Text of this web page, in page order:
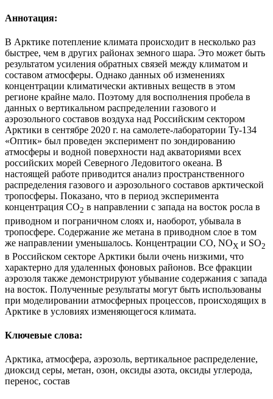
Аннотация:
В Арктике потепление климата происходит в несколько раз
быстрее, чем в других районах земного шара. Это может быть
результатом усиления обратных связей между климатом и
составом атмосферы. Однако данных об изменениях
концентрации климатически активных веществ в этом
регионе крайне мало. Поэтому для восполнения пробела в
данных о вертикальном распределении газового и
аэрозольного составов воздуха над Российским сектором
Арктики в сентябре 2020 г. на самолете-лаборатории Ту-134
«Оптик» был проведен эксперимент по зондированию
атмосферы и водной поверхности над акваториями всех
российских морей Северного Ледовитого океана. В
настоящей работе приводится анализ пространственного
распределения газового и аэрозольного составов арктической
тропосферы. Показано, что в период эксперимента
концентрация СО2 в направлении с запада на восток росла в
приводном и пограничном слоях и, наоборот, убывала в
тропосфере. Содержание же метана в приводном слое в том
же направлении уменьшалось. Концентрации СО, NOX и SO2
в Российском секторе Арктики были очень низкими, что
характерно для удаленных фоновых районов. Все фракции
аэрозоля также демонстрируют убывание содержания с запада
на восток. Полученные результаты могут быть использованы
при моделировании атмосферных процессов, происходящих в
Арктике в условиях изменяющегося климата.
Ключевые слова:
Арктика, атмосфера, аэрозоль, вертикальное распределение,
диоксид серы, метан, озон, оксиды азота, оксиды углерода,
перенос, состав